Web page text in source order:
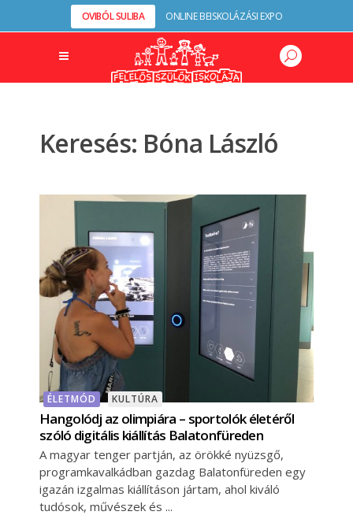
OVIBÓL SULIBA ONLINE BEISKOLÁZÁSI EXPO
Keresés: Bóna László
ÉLETMÓD KULTÚRA
Hangolódj az olimpiára – sportolók életéről
szóló digitális kiállítás Balatonfüreden
A magyar tenger partján, az örökké nyüzsgő,
programkavalkádban gazdag Balatonfüreden egy
igazán izgalmas kiállításon jártam, ahol kiváló
tudósok, művészek és